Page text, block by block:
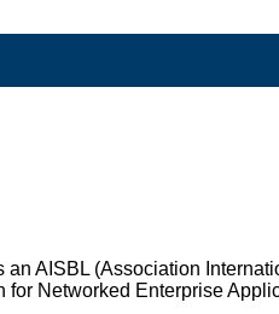
an AISBL (Association
Networked Enterprise